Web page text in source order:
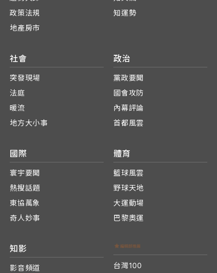
政策法規
地產房市
知運勢
社會
突發現場
法庭
暖流
地方大小事
政治
黨政要聞
國會攻防
內幕評論
首都風雲
國際
寰宇要聞
熱搜話題
東協萬象
奇人妙事
體育
籃球風雲
野球天地
大運動場
巴黎奧運
知影
影音頻道
台灣100